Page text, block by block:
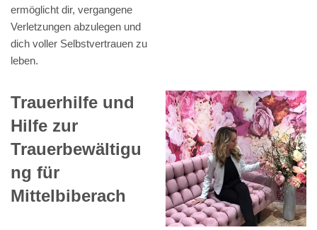
ermöglicht dir, vergangene
Verletzungen abzulegen und
dich voller Selbstvertrauen zu
leben.
Trauerhilfe und
Hilfe zur
Trauerbewältigu
ng für
Mittelbiberach